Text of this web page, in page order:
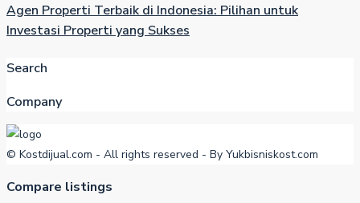
Agen Properti Terbaik di Indonesia: Pilihan untuk
Investasi Properti yang Sukses
Search
Company
© Kostdijual.com - All rights reserved - By Yukbisniskost.com
Compare listings